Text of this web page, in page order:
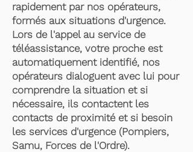
rapidement par nos opérateurs,
formés aux situations d'urgence.
Lors de l'appel au service de
téléassistance, votre proche est
automatiquement identifié, nos
opérateurs dialoguent avec lui pour
comprendre la situation et si
nécessaire, ils contactent les
contacts de proximité et si besoin
les services d'urgence (Pompiers,
Samu, Forces de l'Ordre).